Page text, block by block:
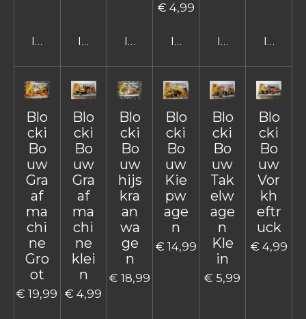
In winkelwagenIn winkelwagenIn winkelwagen
€ 4,99
In winkelwagen
In In
Blo
cki
Bo
uw
Gra
af
ma
chi
ne
Gro
ot
€ 19,99
Blo
cki
Bo
uw
Gra
af
ma
chi
ne
klei
n
€ 4,99
Blo
cki
Bo
uw
hijs
kra
an
wa
ge
n
€ 18,99
Blo
cki
Bo
uw
Kie
pw
age
n
€ 14,99
Blo
cki
Bo
uw
Tak
elw
age
n
Kle
in
€ 5,99
Blo
cki
Bo
uw
Vor
kh
eftr
uck
€ 4,99